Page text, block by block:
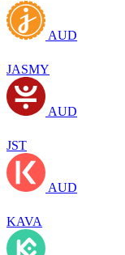
AUD
JASMY
AUD
JST
AUD
KAVA